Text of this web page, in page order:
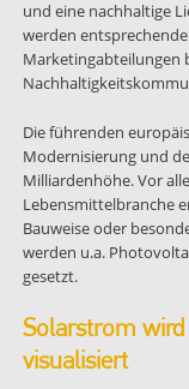
und eine nachhaltige
werden
Marketingabteilungen
Die führenden
Modernisierung und
Milliardenhöhe. Vor
Lebensmittelbranche
Bauweise oder
werden u.a.
gesetzt.
Solarstrom
visualisiert